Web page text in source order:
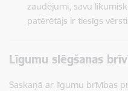
zaudējumi, savu
patērētājs ir tiesīgs
Līgumu slēgšanas
Saskaņā ar līgumu brīvības